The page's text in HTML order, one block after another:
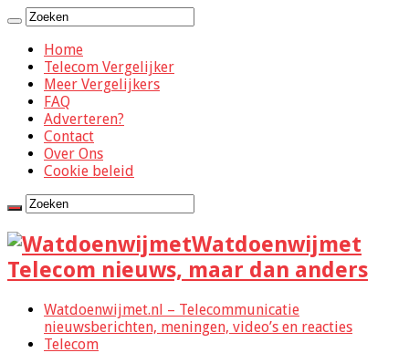
Home
Telecom Vergelijker
Meer Vergelijkers
FAQ
Adverteren?
Contact
Over Ons
Cookie beleid
Watdoenwijmet
Telecom nieuws, maar dan anders
Watdoenwijmet.nl – Telecommunicatie
nieuwsberichten, meningen, video’s en reacties
Telecom